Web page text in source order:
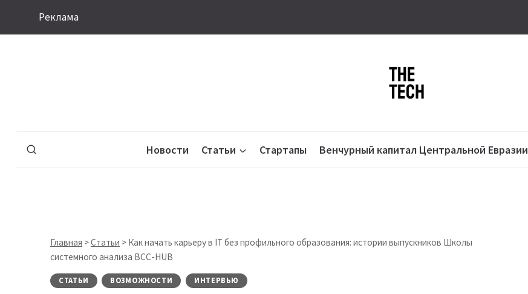
Реклама
Новости Статьи Стартапы Венчурный капитал Центральной Евразии
Главная >Статьи > Как начать карьеру в IT без профильного образования: истории выпускников Школы
системного анализа BCC-HUB
СТАТЬИ ВОЗМОЖНОСТИ ИНТЕРВЬЮ